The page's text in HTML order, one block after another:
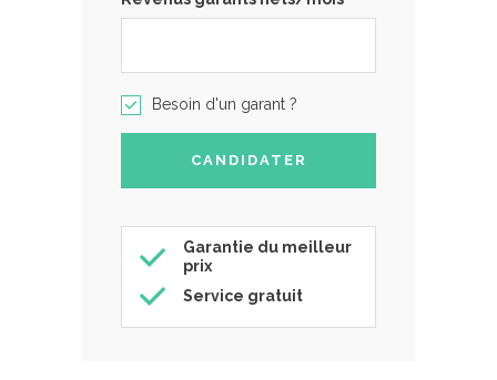
Besoin d'un garant ?
Garantie du meilleur
prix
Service gratuit